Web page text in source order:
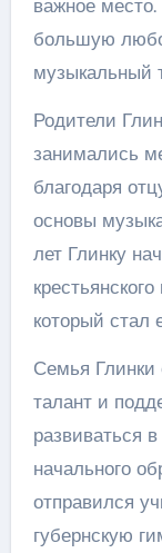
важное
большую
музыкальный
Родители
занимались
благодаря
основы
лет Глинку
который стал
Семья Глинки
талант и
развиваться
начального
отправился
губернскую